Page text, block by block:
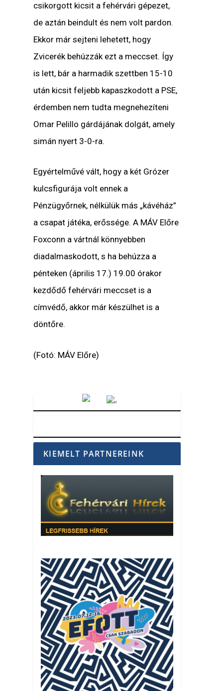
csikorgott kicsit a fehérvári gépezet,
de aztán beindult és nem volt pardon.
Ekkor már sejteni lehetett, hogy
Zvicerék behúzzák ezt a meccset. Így
is lett, bár a harmadik szettben 15-10
után kicsit feljebb kapaszkodott a PSE,
érdemben nem tudta megnehezíteni
Omar Pelillo gárdájának dolgát, amely
simán nyert 3-0-ra.
Egyértelművé vált, hogy a két Grózer
kulcsfigurája volt ennek a
Pénzügyőrnek, nélkülük más „kávéház”
a csapat játéka, erőssége. A MÁV Előre
Foxconn a vártnál könnyebben
diadalmaskodott, s ha behúzza a
pénteken (április 17.) 19.00 órakor
kezdődő fehérvári meccset is a
címvédő, akkor már készülhet is a
döntőre.
(Fotó: MÁV Előre)
KIEMELT PARTNEREINK